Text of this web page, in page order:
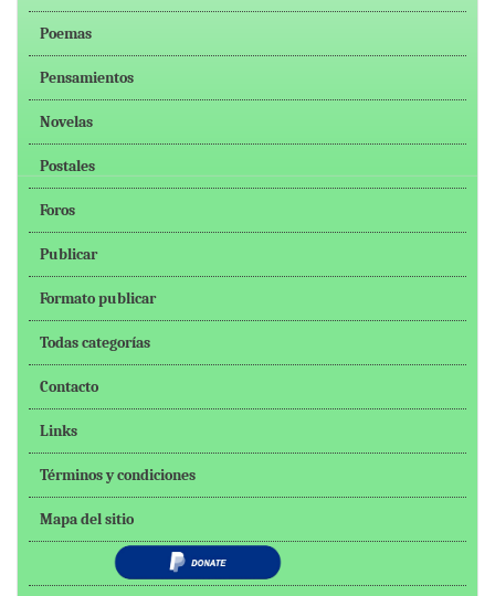
Poemas
Pensamientos
Novelas
Postales
Foros
Publicar
Formato publicar
Todas categorías
Contacto
Links
Términos y condiciones
Mapa del sitio